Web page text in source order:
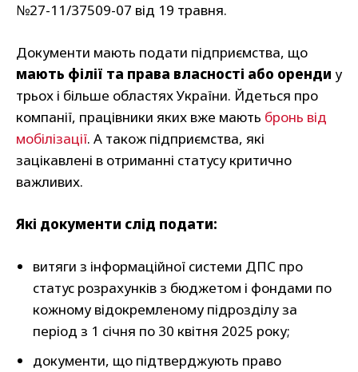
№27-11/37509-07 від 19 травня.
Документи мають подати підприємства, що
мають філії та права власності або оренди у
трьох і більше областях України. Йдеться про
компанії, працівники яких вже мають бронь від
мобілізації. А також підприємства, які
зацікавлені в отриманні статусу критично
важливих.
Які документи слід подати:
витяги з інформаційної системи ДПС про
статус розрахунків з бюджетом і фондами по
кожному відокремленому підрозділу за
період з 1 січня по 30 квітня 2025 року;
документи, що підтверджують право